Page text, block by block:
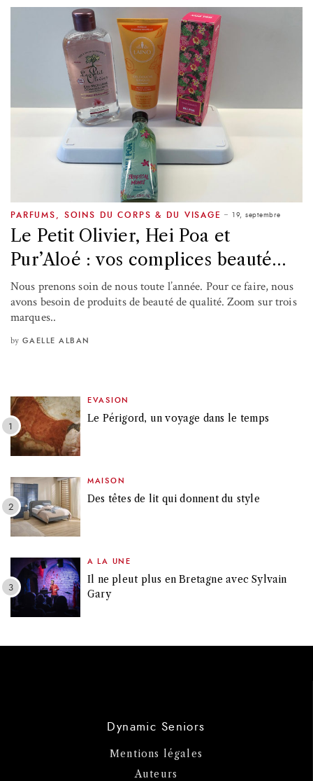
PARFUMS SOINS DU CORPS & DU VISAGE 19, septembre
Le Petit Olivier, Hei Poa et
Pur’Aloé : vos complices beauté…
Nous prenons soin de nous toute l’année. Pour ce faire, nous
avons besoin de produits de beauté de qualité. Zoom sur trois
marques..
by GAELLE ALBAN
EVASION
Le Périgord, un voyage dans le temps
MAISON
Des têtes de lit qui donnent du style
A LA UNE
Il ne pleut plus en Bretagne avec Sylvain
Gary
Dynamic Seniors
Mentions légales
Auteurs